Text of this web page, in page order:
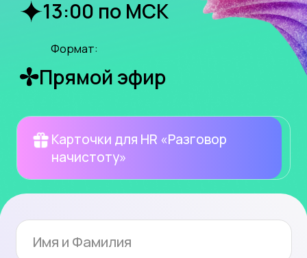
Согласие на получение приглашений на другие
мероприятия, уведомлений об акциях и
Участвовать бесплатно